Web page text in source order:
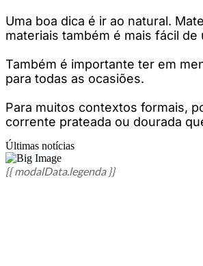
Uma boa dica é ir ao natural.
materiais também é mais fácil
Também é importante ter em
para todas as ocasiões.
Para muitos contextos formais,
corrente prateada ou dourada
Últimas notícias
{{ modalData.legenda }}